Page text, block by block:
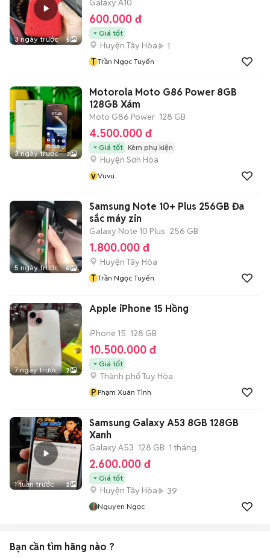
3 ngày trước 5
Galaxy A10
600.000 đ
Giá tốt
Huyện Tây Hòa
1
T Trần Ngọc Tuyến
3 ngày trước 3
Motorola Moto G86 Power 8GB
128GB Xám
Moto G86 Power 128 GB
4.500.000 đ
Giá tốt Kèm phụ kiện
Huyện Sơn Hòa
v Vuvu
5 ngày trước 6
Samsung Note 10+ Plus 256GB Đa
sắc máy zin
Galaxy Note 10 Plus 256 GB
1.800.000 đ
Huyện Tây Hòa
T Trần Ngọc Tuyến
7 ngày trước 2
Apple iPhone 15 Hồng
iPhone 15 128 GB
10.500.000 đ
Giá tốt
Thành phố Tuy Hòa
P Phạm Xuân Tình
1 tuần trước 2
Samsung Galaxy A53 8GB 128GB
Xanh
Galaxy A53 128 GB 1 tháng
2.600.000 đ
Giá tốt
Huyện Tây Hòa 39
Nguyen Ngọc
Bạn cần tìm hãng nào ?